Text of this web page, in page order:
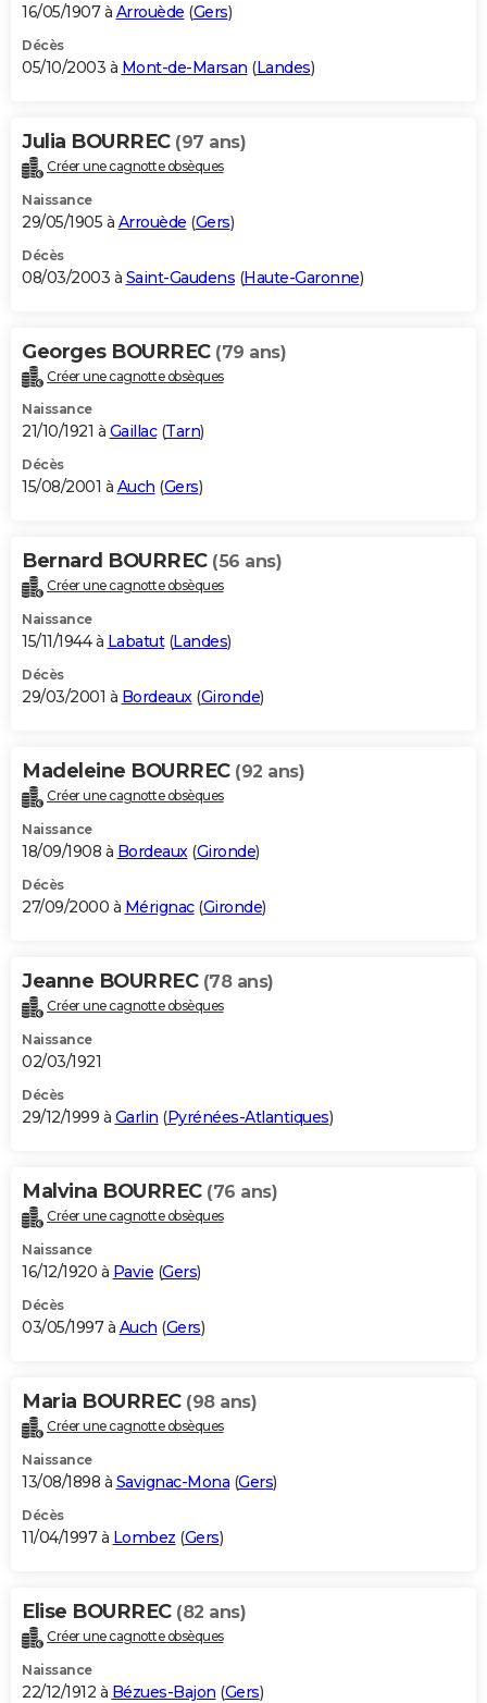
16/05/1907 à Arrouède (Gers)
Décès
05/10/2003 à Mont-de-Marsan (Landes)
Julia BOURREC (97 ans)
Créer une cagnotte obsèques
Naissance
29/05/1905 à Arrouède (Gers)
Décès
08/03/2003 à Saint-Gaudens (Haute-Garonne)
Georges BOURREC (79 ans)
Créer une cagnotte obsèques
Naissance
21/10/1921 à Gaillac(Tarn)
Décès
15/08/2001 à Auch (Gers)
Bernard BOURREC (56 ans)
Créer une cagnotte obsèques
Naissance
15/11/1944 à Labatut(Landes)
Décès
29/03/2001 à Bordeaux(Gironde)
Madeleine BOURREC (92 ans)
Créer une cagnotte obsèques
Naissance
18/09/1908 à Bordeaux(Gironde)
Décès
27/09/2000 à Mérignac(Gironde)
Jeanne BOURREC (78 ans)
Créer une cagnotte obsèques
Naissance
02/03/1921
Décès
29/12/1999 à Garlin (Pyrénées-Atlantiques)
Malvina BOURREC (76 ans)
Créer une cagnotte obsèques
Naissance
16/12/1920 à Pavie (Gers)
Décès
03/05/1997 à Auch (Gers)
Maria BOURREC (98 ans)
Créer une cagnotte obsèques
Naissance
13/08/1898 à Savignac-Mona (Gers)
Décès
11/04/1997 à Lombez (Gers)
Elise BOURREC (82 ans)
Créer une cagnotte obsèques
Naissance
22/12/1912 à Bézues-Bajon (Gers)